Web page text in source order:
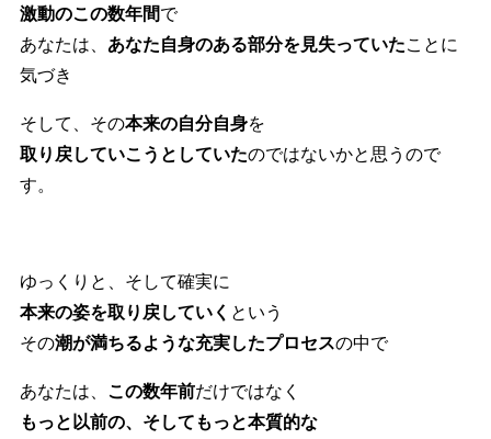
激動のこの数年間で
あなたは、 あなた自身のある部分を見失っていたことに
気づき
そして、その本来の自分自身を
取り戻していこうとしていたのではないかと思うので
す。
ゆっくりと、そして確実に
本来の姿を取り戻していく という
その潮が満ちるような充実したプロセスの中で
あなたは、 この数年前だけではなく
もっと以前の、そしてもっと本質的な